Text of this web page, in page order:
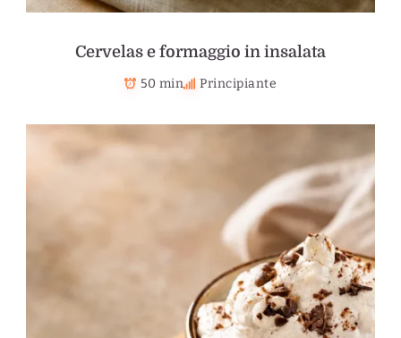
Cervelas e formaggio in insalata
50 min Principiante